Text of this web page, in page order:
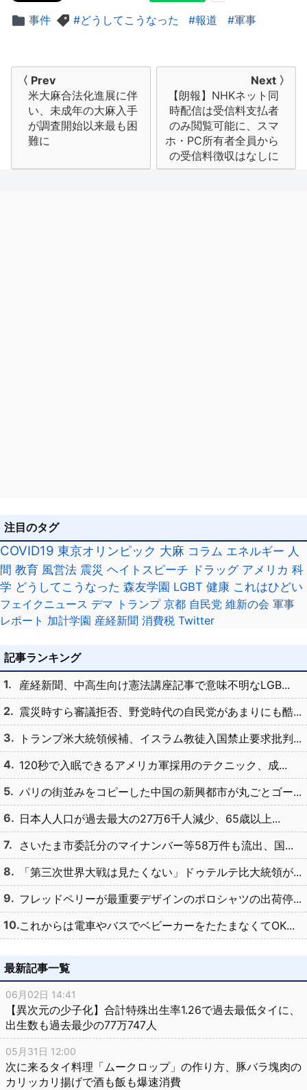
事件 どうしてこうなった 報道 軍事
〈 Prev
米大麻合法化進展に伴
い、未成年の大麻入手
が調査開始以来最も困
難に
Next 〉
【朗報】NHKネット同
時配信は受信料支払者
のみ閲覧可能に、スマ
ホ・PC所有者全員から
の受信料徴収はなしに
注目のタグ
COVID19 東京オリンピック 大麻 コラム エネルギー 人
間 教育 風営法 震災 ヘイトスピーチ ドラッグ アメリカ 科
学 どうしてこうなった 森友学園 LGBT 健康 これはひどい
フェイクニュース デマ トランプ 京都 自民党 維新の会 軍事
レポート 加計学園 産経新聞 消費税 Twitter
記事ランキング
産経新聞、中高生向け憲法講座記事で意味不明なLGB...
震災時すら審議拒否、野党時代の自民党があまりにも酷...
トランプ米大統領候補、イスラム教徒入国禁止要求批判...
120秒で入眠できるアメリカ軍採用のテクニック、成...
パリの街並みをコピーした中国の新興都市が丸ごとゴー...
日本人人口が過去最大の27万6千人減少、65歳以上...
さいたま市委託分のマイナンバー等58万件も流出、国...
「第三次世界大戦は見たくない」ドゥテルテ比大統領が...
フレッドペリーが最重要デザインのポロシャツの出荷停...
これからは電車やバスでベビーカーをたたまなくてOK...
最新記事一覧
06月02日 14:41
【異次元の少子化】合計特殊出生率1.26で過去最低タイに、
出生数も過去最少の77万747人
05月31日 12:00
次に来るタイ料理「ムークロップ」の作り方、豚バラ塊肉の
カリッカリ揚げで酒も飯も爆速消費